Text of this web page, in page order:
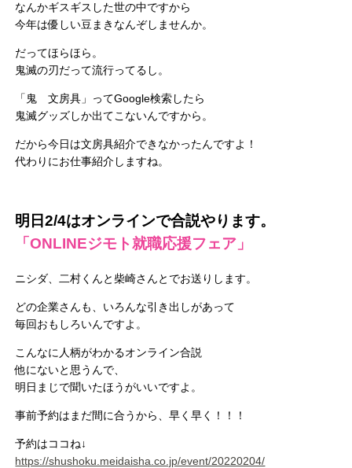
なんかギスギスした世の中ですから
今年は優しい豆まきなんぞしませんか。
だってほらほら。
鬼滅の刃だって流行ってるし。
「鬼 文房具」ってGoogle検索したら
鬼滅グッズしか出てこないんですから。
だから今日は文房具紹介できなかったんですよ！
代わりにお仕事紹介しますね。
明日2/4はオンラインで合説やります。
「ONLINEジモト就職応援フェア」
ニシダ、二村くんと柴崎さんとでお送りします。
どの企業さんも、いろんな引き出しがあって
毎回おもしろいんですよ。
こんなに人柄がわかるオンライン合説
他にないと思うんで、
明日まじで聞いたほうがいいですよ。
事前予約はまだ間に合うから、早く早く！！！
予約はココね↓
https://shushoku.meidaisha.co.jp/event/20220204/